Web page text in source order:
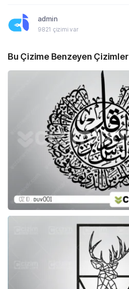
admin
9821 çizimi var
Bu Çizime Benzeyen Çizimler